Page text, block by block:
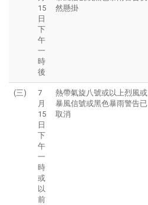
15
日
下
午
一
時
後
然懸掛
(三)
7
月
15
日
下
午
一
時
或
以
前
熱帶氣旋八號或以上烈風或
暴風信號或黑色暴雨警告已
取消